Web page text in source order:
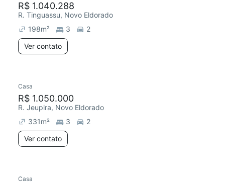
R$ 1.040.288
R. Tinguassu, Novo Eldorado
198m² 3
2
Ver contato
Casa
R$ 1.050.000
R. Jeupira, Novo Eldorado
331m² 3
2
Ver contato
Casa